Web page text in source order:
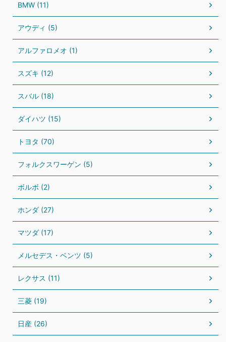
BMW (11)
アウディ (5)
アルファロメオ (1)
スズキ (12)
スバル (18)
ダイハツ (15)
トヨタ (70)
フォルクスワーゲン (5)
ボルボ (2)
ホンダ (27)
マツダ (17)
メルセデス・ベンツ (5)
レクサス (11)
三菱 (19)
日産 (26)